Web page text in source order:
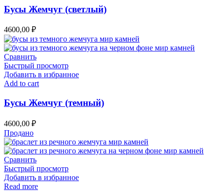
Бусы Жемчуг (светлый)
4600,00 ₽
Сравнить
Быстрый просмотр
Добавить в избранное
Add to cart
Бусы Жемчуг (темный)
4600,00 ₽
Продано
Сравнить
Быстрый просмотр
Добавить в избранное
Read more